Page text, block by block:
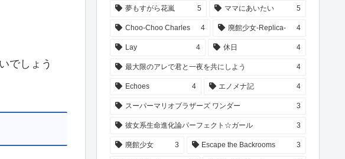
でしょう
夢もすがら花嵐 5 ママにあいたい 5
Choo-Choo Charles 4 廃館少女-Replica- 4
Lay 4 休日 4
最大限のアレで君と一夜を共にしよう 4
Echoes 4 エノメナ記 4
スーパーマリオブラザーズ ワンダー 3
彼女系生命進化論パーフェクト☆ガール 3
廃館少女 3 Escape the Backrooms 3